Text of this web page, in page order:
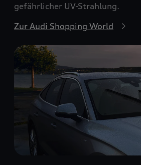
gefährlicher UV-Strahlung.
Zur Audi Shopping World